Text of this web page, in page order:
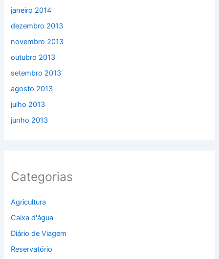
janeiro 2014
dezembro 2013
novembro 2013
outubro 2013
setembro 2013
agosto 2013
julho 2013
junho 2013
Categorias
Agricultura
Caixa d'água
Diário de Viagem
Reservatório